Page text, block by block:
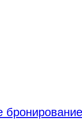
бронирование